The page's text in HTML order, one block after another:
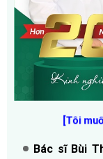
[Tôi
Bác sĩ Bùi